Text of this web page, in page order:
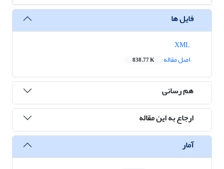
فایل ها
اصل مقاله
838.77 K
هم رسانی
ارجاع به این مقاله
آمار